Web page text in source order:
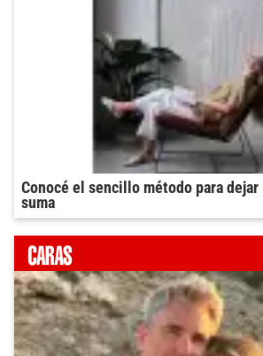
Conocé el sencillo método para
suma